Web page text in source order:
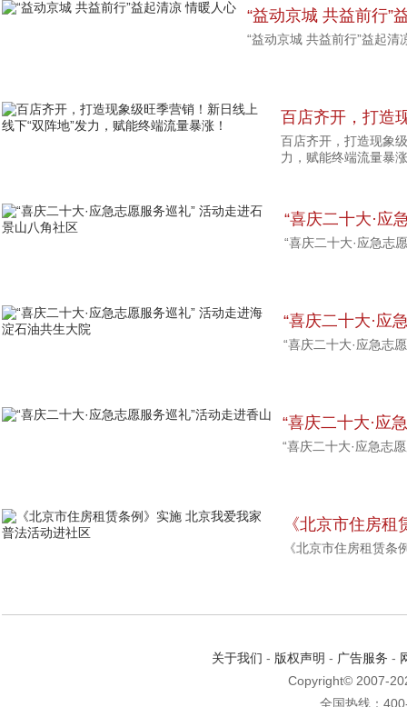
“益动京城 共益前行”
“益动京城 共益前行”益起清
百店齐开，打造
下“双阵地”发力
百店齐开，打造现象
力，赋能终端流量暴
“喜庆二十大·应
山八角社区
“喜庆二十大·应急志
“喜庆二十大·应
石油共生大院
“喜庆二十大·应急志
“喜庆二十大·应
“喜庆二十大·应急志
《北京市住房
法活动进社区
《北京市住房租赁
关于我们 - 版权声明 - 广告服务 -
Copyright© 2007-
全国热线：